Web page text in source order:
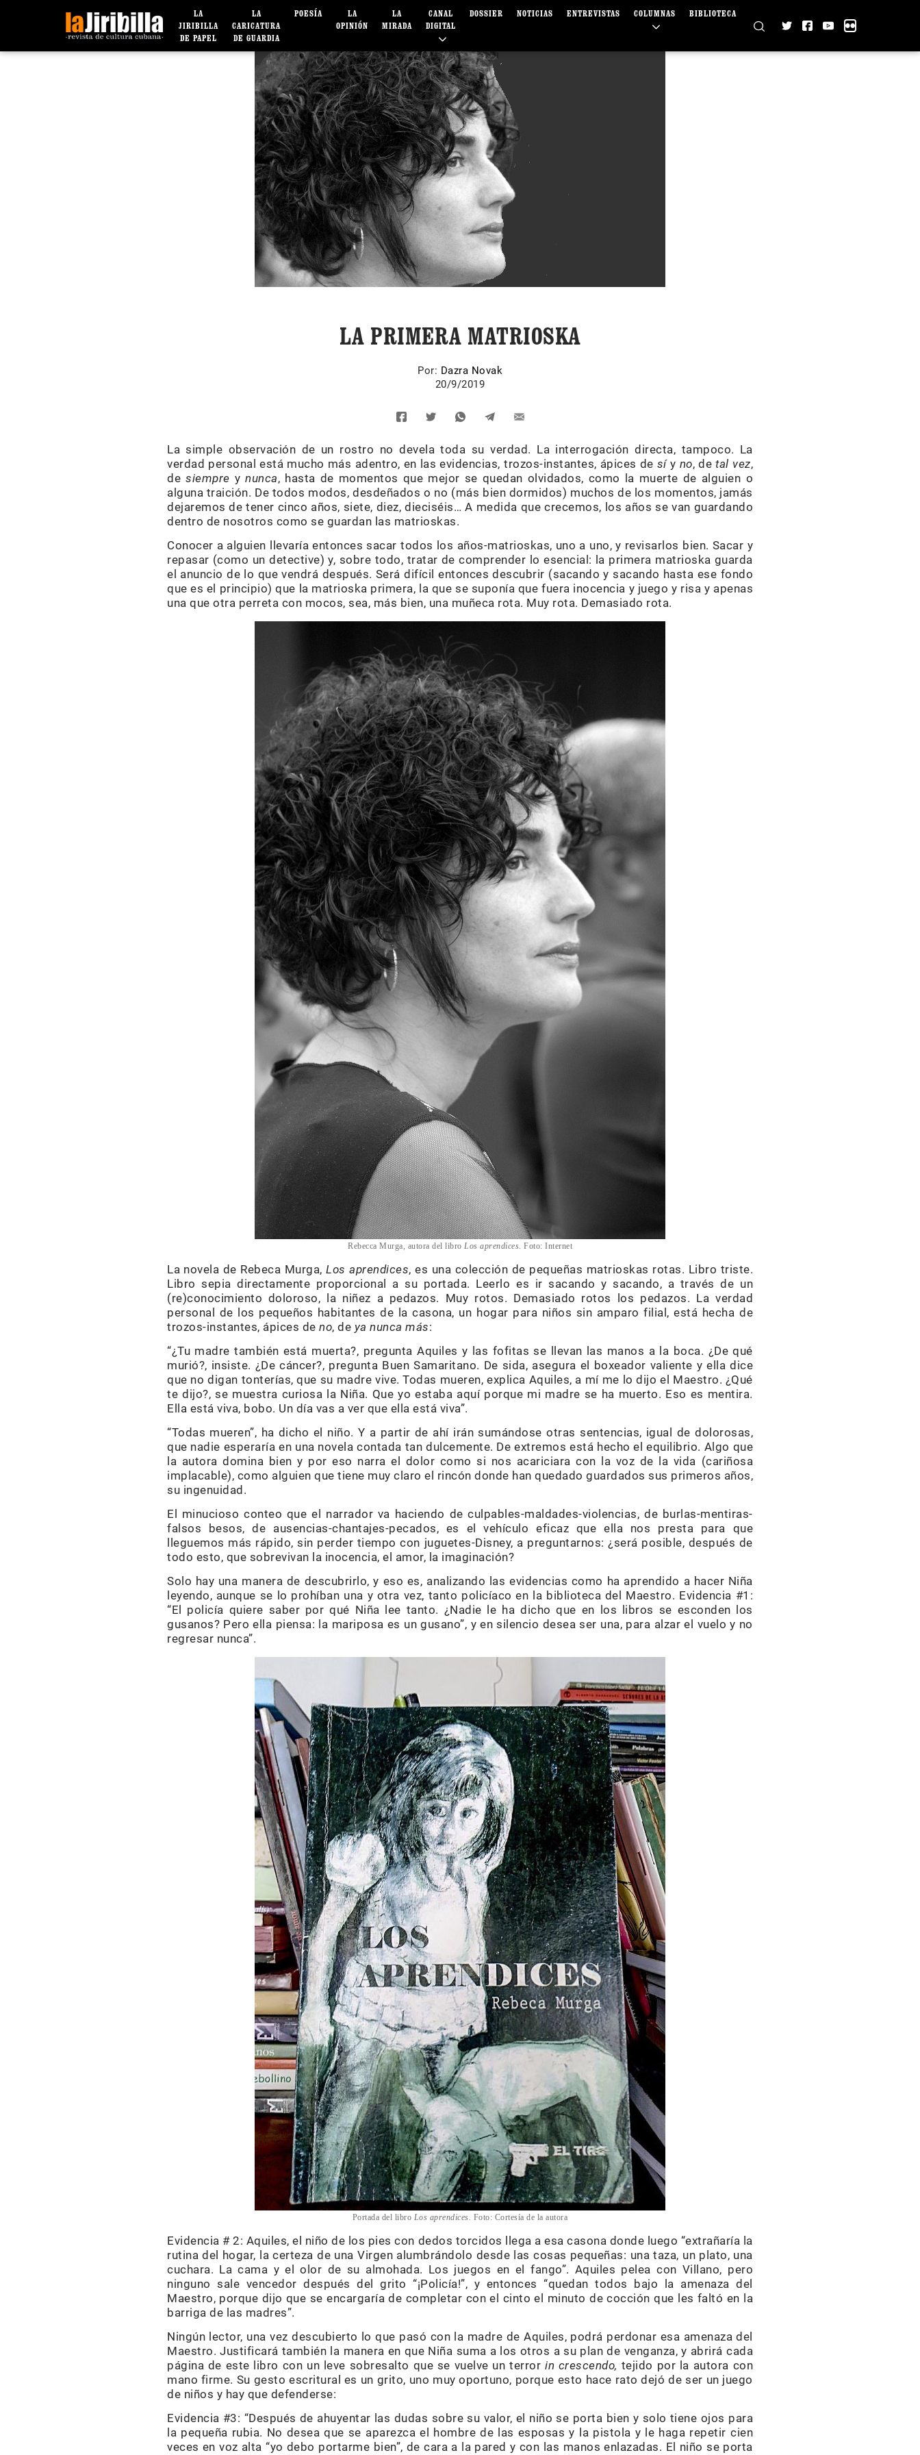
LA
JIRIBILLA
DE PAPEL
LA
CARICATURA
DE GUARDIA
POESÍA
LA
OPINIÓN
LA
MIRADA
CANAL
DIGITAL
DOSSIER NOTICIAS ENTREVISTAS COLUMNAS BIBLIOTECA
LA PRIMERA MATRIOSKA
Por: Dazra Novak
20/9/2019
La simple observación de un rostro no devela toda su verdad. La interrogación directa, tampoco. La
verdad personal está mucho más adentro, en las evidencias, trozos-instantes, ápices de síy no, detal vez,
de siempre ynunca, hasta de momentos que mejor se quedan olvidados, como la muerte de alguien o
alguna traición. De todos modos, desdeñados o no (más bien dormidos) muchos de los momentos, jamás
dejaremos de tener cinco años, siete, diez, dieciséis… A medida que crecemos, los años se van guardando
dentro de nosotros como se guardan las matrioskas.
Conocer a alguien llevaría entonces sacar todos los años-matrioskas, uno a uno, y revisarlos bien. Sacar y
repasar (como un detective) y, sobre todo, tratar de comprender lo esencial: la primera matrioska guarda
el anuncio de lo que vendrá después. Será difícil entonces descubrir (sacando y sacando hasta ese fondo
que es el principio) que la matrioska primera, la que se suponía que fuera inocencia y juego y risa y apenas
una que otra perreta con mocos, sea, más bien, una muñeca rota. Muy rota. Demasiado rota.
Rebecca Murga, autora del libro Los aprendices. Foto: Internet
La novela de Rebeca Murga,Los aprendices, es una colección de pequeñas matrioskas rotas. Libro triste.
Libro sepia directamente proporcional a su portada. Leerlo es ir sacando y sacando, a través de un
(re)conocimiento doloroso, la niñez a pedazos. Muy rotos. Demasiado rotos los pedazos. La verdad
personal de los pequeños habitantes de la casona, un hogar para niños sin amparo filial, está hecha de
trozos-instantes, ápices de no, de ya nunca más:
“¿Tu madre también está muerta?, pregunta Aquiles y las fofitas se llevan las manos a la boca. ¿De qué
murió?, insiste. ¿De cáncer?, pregunta Buen Samaritano. De sida, asegura el boxeador valiente y ella dice
que no digan tonterías, que su madre vive. Todas mueren, explica Aquiles, a mí me lo dijo el Maestro. ¿Qué
te dijo?, se muestra curiosa la Niña. Que yo estaba aquí porque mi madre se ha muerto. Eso es mentira.
Ella está viva, bobo. Un día vas a ver que ella está viva”.
“Todas mueren”, ha dicho el niño. Y a partir de ahí irán sumándose otras sentencias, igual de dolorosas,
que nadie esperaría en una novela contada tan dulcemente. De extremos está hecho el equilibrio. Algo que
la autora domina bien y por eso narra el dolor como si nos acariciara con la voz de la vida (cariñosa
implacable), como alguien que tiene muy claro el rincón donde han quedado guardados sus primeros años,
su ingenuidad.
El minucioso conteo que el narrador va haciendo de culpables-maldades-violencias, de burlas-mentiras-
falsos besos, de ausencias-chantajes-pecados, es el vehículo eficaz que ella nos presta para que
lleguemos más rápido, sin perder tiempo con juguetes-Disney, a preguntarnos: ¿será posible, después de
todo esto, que sobrevivan la inocencia, el amor, la imaginación?
Solo hay una manera de descubrirlo, y eso es, analizando las evidencias como ha aprendido a hacer Niña
leyendo, aunque se lo prohíban una y otra vez, tanto policíaco en la biblioteca del Maestro. Evidencia #1:
“El policía quiere saber por qué Niña lee tanto. ¿Nadie le ha dicho que en los libros se esconden los
gusanos? Pero ella piensa: la mariposa es un gusano”, y en silencio desea ser una, para alzar el vuelo y no
regresar nunca”.
Portada del libro Los aprendices. Foto: Cortesía de la autora
Evidencia # 2: Aquiles, el niño de los pies con dedos torcidos llega a esa casona donde luego “extrañaría la
rutina del hogar, la certeza de una Virgen alumbrándolo desde las cosas pequeñas: una taza, un plato, una
cuchara. La cama y el olor de su almohada. Los juegos en el fango”. Aquiles pelea con Villano, pero
ninguno sale vencedor después del grito “¡Policía!”, y entonces “quedan todos bajo la amenaza del
Maestro, porque dijo que se encargaría de completar con el cinto el minuto de cocción que les faltó en la
barriga de las madres”.
Ningún lector, una vez descubierto lo que pasó con la madre de Aquiles, podrá perdonar esa amenaza del
Maestro. Justificará también la manera en que Niña suma a los otros a su plan de venganza, y abrirá cada
página de este libro con un leve sobresalto que se vuelve un terrorin crescendo, tejido por la autora con
mano firme. Su gesto escritural es un grito, uno muy oportuno, porque esto hace rato dejó de ser un juego
de niños y hay que defenderse:
Evidencia #3: “Después de ahuyentar las dudas sobre su valor, el niño se porta bien y solo tiene ojos para
la pequeña rubia. No desea que se aparezca el hombre de las esposas y la pistola y le haga repetir cien
veces en voz alta “yo debo portarme bien”, de cara a la pared y con las manos enlazadas. El niño se porta